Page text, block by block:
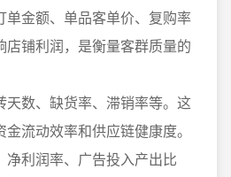
单金额、单品客单价、复购率
店铺利润，是衡量客群质量的
天数、缺货率、滞销率等。这
流动效率和供应链健康度。
净利润率、广告投入产出比